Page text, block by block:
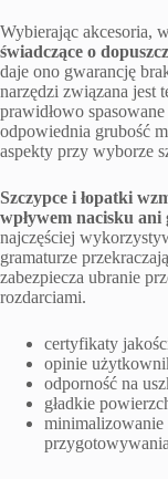
Wybierając akcesoria,
świadczące o
daje ono gwarancję
narzędzi związana jest
prawidłowo
odpowiednia grubość
aspekty przy wyborze
Szczypce i łopatki
wpływem nacisku ani
najczęściej
gramaturze
zabezpiecza ubranie
rozdarciami.
certyfikaty
opinie
odporność na
gładkie
minimalizowanie